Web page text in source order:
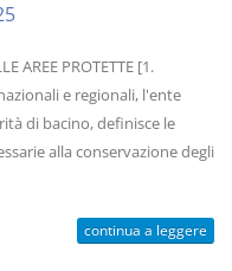
AREE PROTETTE [1.
e regionali, l'ente
di bacino, definisce le
alla conservazione degli
continua a leggere